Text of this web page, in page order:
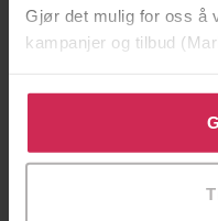
Gjør det mulig for oss å
kampanjer og tilbud
Klikk på «Godta alle»
bruke cookies for alle
tilpasse ditt samtykke
199,-
Minnesota